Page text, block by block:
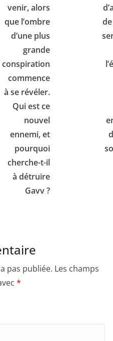
venir, alors
que l’ombre
d’une plus
grande
conspiration
commence
à se révéler.
Qui est ce
nouvel
ennemi, et
pourquoi
cherche-t-il
à détruire
Gavv ?
pas publiée. Les champs
*